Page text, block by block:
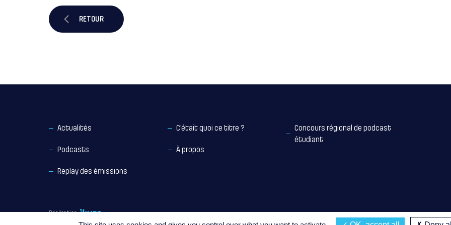
RETOUR
Actualités
Podcasts
Replay des émissions
C’était quoi ce titre ?
À propos
Concours régional de podcast
étudiant
Réalisation